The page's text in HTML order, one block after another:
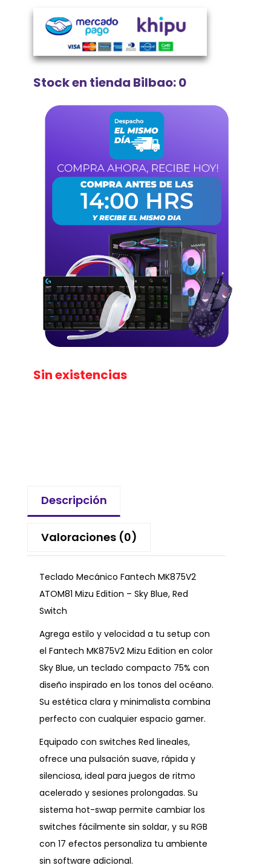
Stock en tienda Bilbao: 0
Sin existencias
Descripción
Valoraciones (0)
Teclado Mecánico Fantech MK875V2
ATOM81 Mizu Edition – Sky Blue, Red
Switch
Agrega estilo y velocidad a tu setup con
el Fantech MK875V2 Mizu Edition en color
Sky Blue, un teclado compacto 75% con
diseño inspirado en los tonos del océano.
Su estética clara y minimalista combina
perfecto con cualquier espacio gamer.
Equipado con switches Red lineales,
ofrece una pulsación suave, rápida y
silenciosa, ideal para juegos de ritmo
acelerado y sesiones prolongadas. Su
sistema hot-swap permite cambiar los
switches fácilmente sin soldar, y su RGB
con 17 efectos personaliza tu ambiente
sin software adicional.